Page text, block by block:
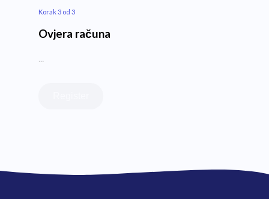
Korak 3 od 3
Ovjera računa
...